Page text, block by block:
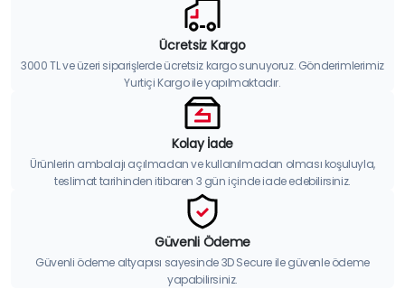
Ücretsiz Kargo
3000 TL ve üzeri siparişlerde ücretsiz kargo sunuyoruz. Gönderimlerimiz
Yurtiçi Kargo ile yapılmaktadır.
Kolay İade
Ürünlerin ambalajı açılmadan ve kullanılmadan olması koşuluyla,
teslimat tarihinden itibaren 3 gün içinde iade edebilirsiniz.
Güvenli Ödeme
Güvenli ödeme altyapısı sayesinde 3D Secure ile güvenle ödeme
yapabilirsiniz.